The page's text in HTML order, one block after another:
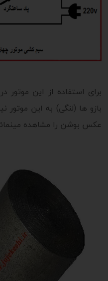
برای استفاده از این
بازو ها (لنگی) به این موتور
عکس بوشن را مشاهده